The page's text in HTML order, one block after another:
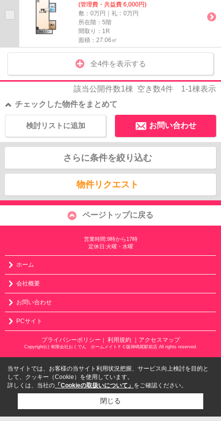
(管理費・共益費 6,000円)
敷：0万円｜礼：0万円
所在階：5階
間取り：1R
面積：27.06㎡
全4件を表示する
該当公開件数1棟 空き数4件 1-1棟表示
チェックした物件をまとめて
お問い合わせ
検討リストに追加
さらに条件を絞り込む
物件リクエスト
ページトップに戻る
営業時間:9時から17時
定休日:火曜・水曜
ホーム
会社概要
お問い合わせ
PCサイト
プライバシーポリシー ｜ 利用規約 ｜アクセスマップ
Copyright(c) 有限会社おくでん ホームメイトＦＣ阪神鳴尾駅前店 All rights reserved.
当サイトでは、お客様の当サイト利用状況把握、サービス向上検討を目的と
して、クッキー（Cookie）を使用しています。
詳しくは、当社の 「Cookieの取扱いについて」 をご確認ください。
閉じる